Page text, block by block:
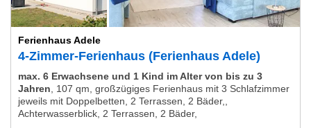
Ferienhaus Adele
4-Zimmer-Ferienhaus (Ferienhaus Adele)
max. 6 Erwachsene und 1 Kind im Alter von bis zu 3
Jahren
107 qm, großzügiges Ferienhaus mit 3 Schlafzimmer
jeweils mit Doppelbetten, 2 Terrassen, 2 Bäder,,
Achterwasserblick, 2 Terrassen, 2 Bäder,